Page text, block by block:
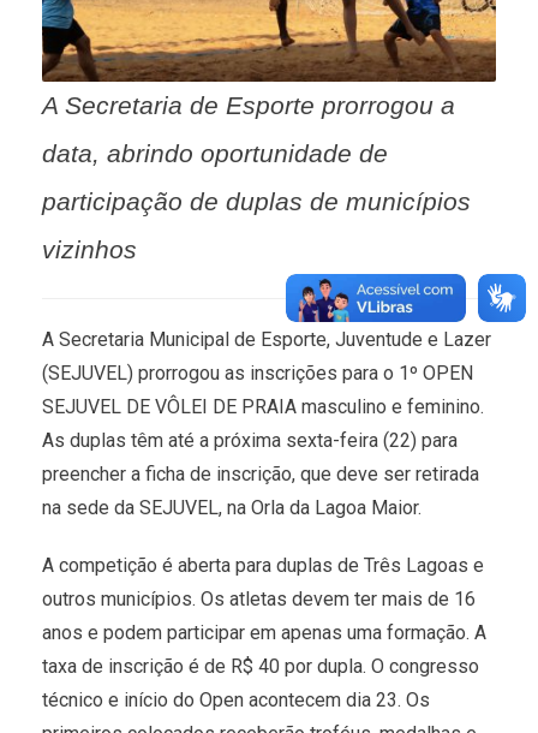
A Secretaria de Esporte prorrogou a
data, abrindo oportunidade de
participação de duplas de municípios
vizinhos
A Secretaria Municipal de Esporte, Juventude e Lazer
(SEJUVEL) prorrogou as inscrições para o 1º OPEN
SEJUVEL DE VÔLEI DE PRAIA masculino e feminino.
As duplas têm até a próxima sexta-feira (22) para
preencher a ficha de inscrição, que deve ser retirada
na sede da SEJUVEL, na Orla da Lagoa Maior.
A competição é aberta para duplas de Três Lagoas e
outros municípios. Os atletas devem ter mais de 16
anos e podem participar em apenas uma formação. A
taxa de inscrição é de R$ 40 por dupla. O congresso
técnico e início do Open acontecem dia 23. Os